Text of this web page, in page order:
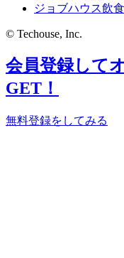
ジョブハウス飲食
© Techouse, Inc.
会員登録して
GET！
無料登録をしてみる